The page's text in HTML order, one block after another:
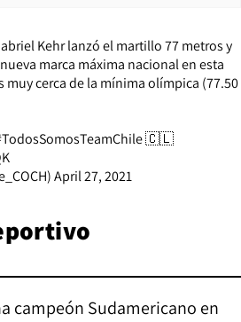
Kehr lanzó el martillo 77 metros y
marca máxima nacional en esta
cerca de la mínima olímpica (77.50
🇨🇱
April 27, 2021
campeón Sudamericano en